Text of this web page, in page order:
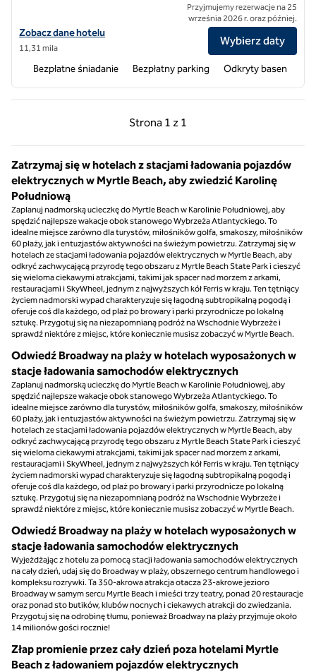
Zobacz szczegóły hotelu Home2 Suites by Hilton Murrells Inlet
Zobacz dane hotelu
11,31 mila
Przyjmujemy rezerwacje na 25
września 2026 r. oraz później.
Wybierz daty
Bezpłatne śniadanie Bezpłatny parking Odkryty basen
Strona 1 z 1
Poprzednia strona, 1 z 1
Strona 1 z 1
Zatrzymaj się w hotelach z stacjami ładowania pojazdów
elektrycznych w Myrtle Beach, aby zwiedzić Karolinę
Południową
Zaplanuj nadmorską ucieczkę do Myrtle Beach w Karolinie Południowej, aby
spędzić najlepsze wakacje obok stanowego Wybrzeża Atlantyckiego. To
idealne miejsce zarówno dla turystów, miłośników golfa, smakoszy, miłośników
60 plaży, jak i entuzjastów aktywności na świeżym powietrzu. Zatrzymaj się w
hotelach ze stacjami ładowania pojazdów elektrycznych w Myrtle Beach, aby
odkryć zachwycającą przyrodę tego obszaru z Myrtle Beach State Park i cieszyć
się wieloma ciekawymi atrakcjami, takimi jak spacer nad morzem z arkami,
restauracjami i SkyWheel, jednym z najwyższych kół Ferris w kraju. Ten tętniący
życiem nadmorski wypad charakteryzuje się łagodną subtropikalną pogodą i
oferuje coś dla każdego, od plaż po browary i parki przyrodnicze po lokalną
sztukę. Przygotuj się na niezapomnianą podróż na Wschodnie Wybrzeże i
sprawdź niektóre z miejsc, które koniecznie musisz zobaczyć w Myrtle Beach.
Odwiedź Broadway na plaży w hotelach wyposażonych w
stacje ładowania samochodów elektrycznych
Zaplanuj nadmorską ucieczkę do Myrtle Beach w Karolinie Południowej, aby
spędzić najlepsze wakacje obok stanowego Wybrzeża Atlantyckiego. To
idealne miejsce zarówno dla turystów, miłośników golfa, smakoszy, miłośników
60 plaży, jak i entuzjastów aktywności na świeżym powietrzu. Zatrzymaj się w
hotelach ze stacjami ładowania pojazdów elektrycznych w Myrtle Beach, aby
odkryć zachwycającą przyrodę tego obszaru z Myrtle Beach State Park i cieszyć
się wieloma ciekawymi atrakcjami, takimi jak spacer nad morzem z arkami,
restauracjami i SkyWheel, jednym z najwyższych kół Ferris w kraju. Ten tętniący
życiem nadmorski wypad charakteryzuje się łagodną subtropikalną pogodą i
oferuje coś dla każdego, od plaż po browary i parki przyrodnicze po lokalną
sztukę. Przygotuj się na niezapomnianą podróż na Wschodnie Wybrzeże i
sprawdź niektóre z miejsc, które koniecznie musisz zobaczyć w Myrtle Beach.
Odwiedź Broadway na plaży w hotelach wyposażonych w
stacje ładowania samochodów elektrycznych
Wyjeżdżając z hotelu za pomocą stacji ładowania samochodów elektrycznych
na cały dzień, udaj się do Broadway w plaży, obszernego centrum handlowego i
kompleksu rozrywki. Ta 350-akrowa atrakcja otacza 23-akrowe jezioro
Broadway w samym sercu Myrtle Beach i mieści trzy teatry, ponad 20 restauracje
oraz ponad sto butików, klubów nocnych i ciekawych atrakcji do zwiedzania.
Przygotuj się na odrobinę tłumu, ponieważ Broadway na plaży przyjmuje około
14 milionów gości rocznie!
Złap promienie przez cały dzień poza hotelami Myrtle
Beach z ładowaniem pojazdów elektrycznych